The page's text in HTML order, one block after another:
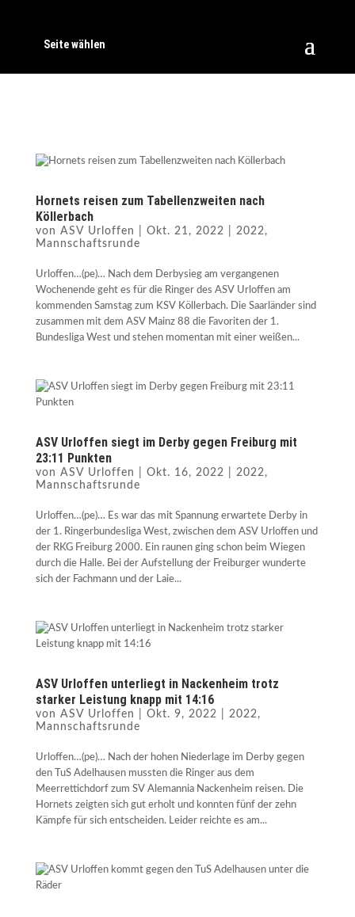
Seite wählen
Hornets reisen zum Tabellenzweiten nach
Köllerbach
von ASV Urloffen Okt. 21, 2022 2022,
Mannschaftsrunde
Urloffen…(pe)… Nach dem Derbysieg am vergangenen
Wochenende geht es für die Ringer des ASV Urloffen am
kommenden Samstag zum KSV Köllerbach. Die Saarländer sind
zusammen mit dem ASV Mainz 88 die Favoriten der 1.
Bundesliga West und stehen momentan mit einer weißen...
ASV Urloffen siegt im Derby gegen Freiburg mit
23:11 Punkten
von ASV Urloffen Okt. 16, 2022 2022,
Mannschaftsrunde
Urloffen…(pe)… Es war das mit Spannung erwartete Derby in
der 1. Ringerbundesliga West, zwischen dem ASV Urloffen und
der RKG Freiburg 2000. Ein raunen ging schon beim Wiegen
durch die Halle. Bei der Aufstellung der Freiburger wunderte
sich der Fachmann und der Laie...
ASV Urloffen unterliegt in Nackenheim trotz
starker Leistung knapp mit 14:16
von ASV Urloffen Okt. 9, 2022 2022,
Mannschaftsrunde
Urloffen…(pe)… Nach der hohen Niederlage im Derby gegen
den TuS Adelhausen mussten die Ringer aus dem
Meerrettichdorf zum SV Alemannia Nackenheim reisen. Die
Hornets zeigten sich gut erholt und konnten fünf der zehn
Kämpfe für sich entscheiden. Leider reichte es am...